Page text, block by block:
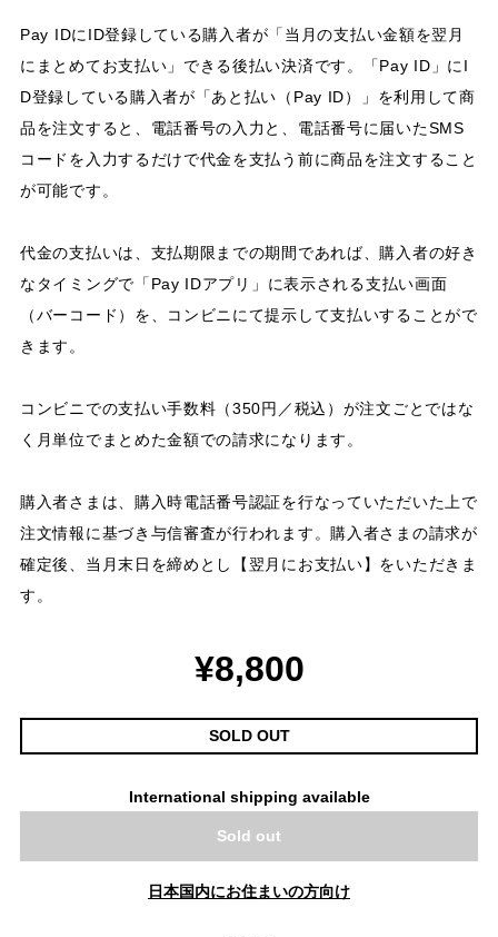
Pay IDにID登録している購入者が「当月の支払い金額を翌月
にまとめてお支払い」できる後払い決済です。「Pay ID」にI
D登録している購入者が「あと払い（Pay ID）」を利用して商
品を注文すると、電話番号の入力と、電話番号に届いたSMS
コードを入力するだけで代金を支払う前に商品を注文すること
が可能です。
代金の支払いは、支払期限までの期間であれば、購入者の好き
なタイミングで「Pay IDアプリ」に表示される支払い画面
（バーコード）を、コンビニにて提示して支払いすることがで
きます。
コンビニでの支払い手数料（350円／税込）が注文ごとではな
く月単位でまとめた金額での請求になります。
購入者さまは、購入時電話番号認証を行なっていただいた上で
注文情報に基づき与信審査が行われます。購入者さまの請求が
確定後、当月末日を締めとし【翌月にお支払い】をいただきま
す。
¥8,800
SOLD OUT
International shipping available
Sold out
日本国内にお住まいの方向け